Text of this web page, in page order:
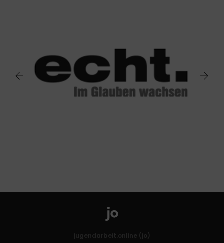
jugendarbeit.online (jo)